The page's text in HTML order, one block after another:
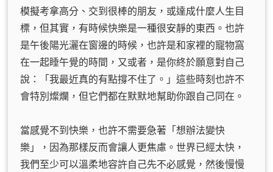
模擬考拿高分、交到很棒的朋友，或達成什麼人生目
標，但其實，有時候快樂是一種很安靜的東西。也許
是午後陽光灑在窗邊的時候，也許是和家裡的寵物窩
在一起睡午覺的時間，又或者，是你終於願意對自己
說：「我最近真的有點撐不住了。」這些時刻也許不
會特別燦爛，但它們都在默默地幫助你跟自己同在。
當感覺不到快樂，也許不需要急著「想辦法變快
樂」，因為那樣反而會讓人更焦慮。世界已經太快，
我們至少可以溫柔地容許自己先不必感覺，然後慢慢